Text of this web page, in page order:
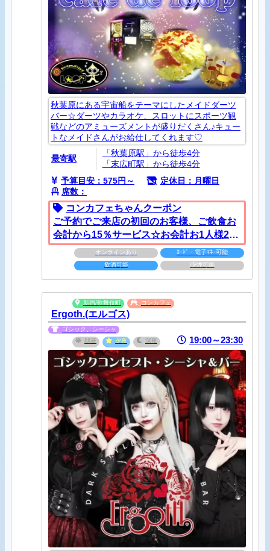
秋葉原にある宇宙船をテーマにしたメイドダーツ
バー☆ダーツやカラオケ、スロットにスポーツ観
戦などのアミューズメントが盛りだくさん♪キュー
トなメイドさんがお給仕してくれます♡
最寄駅
「秋葉原駅」から徒歩4分
「末広町駅」から徒歩4分
予算目安：575円～
定休日：月曜日
席数：
コンカフェちゃんクーポン
ご予約でご来店の初回のお客様、ご飲食お
会計から15％サービス☆お会計お1人様2千
円以上ご利用で適用。サービスの併用、イ
ベント時はご利用できません。
オンラインあり
ｶｰﾄﾞ・電子ﾏﾈｰ可能
飲酒可能
喫煙可能
新宿/歌舞伎町 コンカフェ
Ergoth.(エルゴス)
ゴシック、シーシャ
朝昼
夕夜 深夜 19:00～23:30